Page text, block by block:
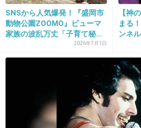
でも餌が、冷凍マウスやミミ
諦めました～
生きる為には仕方ない！
SNSから人気爆発！『盛岡市
動物公園ZOOMO』ピューマ
家族の波乱万丈「子育て秘...
2026年7月1日
【神
まる
ンネル